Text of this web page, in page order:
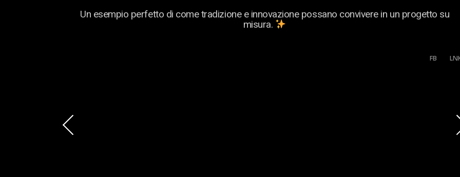
Un esempio perfetto di come tradizione e innovazione possano convivere in un progetto su
misura.
FB